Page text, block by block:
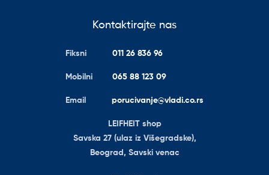
Kontaktirajte nas
Fiksni 011 26 836 96
Mobilni 065 88 123 09
Email porucivanje@vladi.co.rs
LEIFHEIT shop
Savska 27 (ulaz iz Višegradske),
Beograd, Savski venac